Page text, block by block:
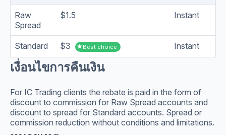
Raw
Spread
$1.5 Instant
Standard $3 starBest choice Instant
เงื่อนไขการคืนเงิน
For IC Trading clients the rebate is paid in the form of
discount to commission for Raw Spread accounts and
discount to spread for Standard accounts. Spread or
commission reduction without conditions and limitations.